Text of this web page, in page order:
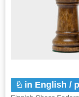
in English /